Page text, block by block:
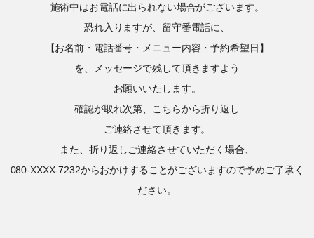
施術中はお電話に出られない場合がございます。
恐れ入りますが、留守番電話に、
【お名前・電話番号・メニュー内容・予約希望日】
を、メッセージで残して頂きますよう
お願いいたします。
確認が取れ次第、こちらから折り返し
ご連絡させて頂きます。
また、折り返しご連絡させていただく場合、
080-XXXX-7232からおかけすることがございますので予めご了承く
ださい。